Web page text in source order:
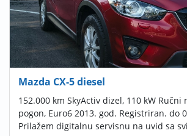
Mazda CX-5 diesel
152.000 km SkyActiv dizel, 110 kW
pogon, Euro6 2013. god. Registriran. do
Prilažem digitalnu servisnu na uvid sa